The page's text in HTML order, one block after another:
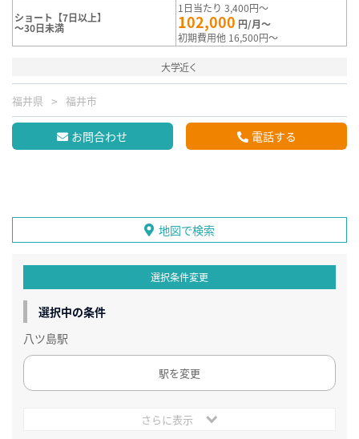
ショート【7日以上】
～30日未満
1日当たり 3,400円～
102,000 円/月～
初期費用他 16,500円～
大学近く
福井県 福井市
お問合わせ 電話する
地図で検索
選択条件変更
選択中の条件
八ツ島駅
駅を変更
さらに表示